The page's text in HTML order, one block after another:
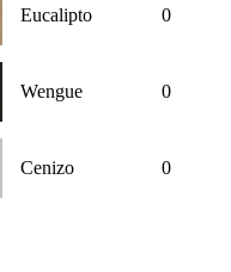
Eucalipto 0
Wengue 0
Cenizo 0